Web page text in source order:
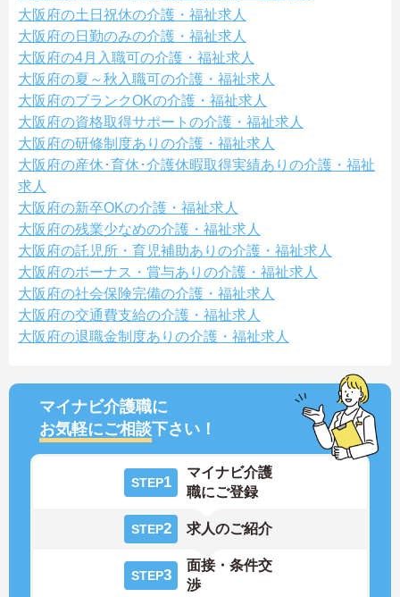
大阪府の土日祝休の介護・福祉求人
大阪府の日勤のみの介護・福祉求人
大阪府の4月入職可の介護・福祉求人
大阪府の夏～秋入職可の介護・福祉求人
大阪府のブランクOKの介護・福祉求人
大阪府の資格取得サポートの介護・福祉求人
大阪府の研修制度ありの介護・福祉求人
大阪府の産休･育休･介護休暇取得実績ありの介護・福祉
求人
大阪府の新卒OKの介護・福祉求人
大阪府の残業少なめの介護・福祉求人
大阪府の託児所・育児補助ありの介護・福祉求人
大阪府のボーナス・賞与ありの介護・福祉求人
大阪府の社会保険完備の介護・福祉求人
大阪府の交通費支給の介護・福祉求人
大阪府の退職金制度ありの介護・福祉求人
マイナビ介護職に
お気軽にご相談下さい！
STEP1
マイナビ介護
職にご登録
STEP2 求人のご紹介
STEP3
面接・条件交
渉